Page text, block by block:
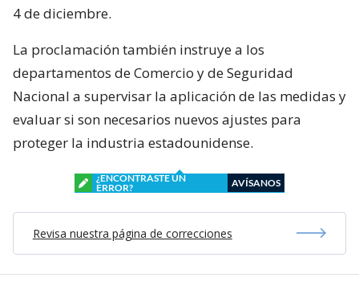
4 de diciembre.
La proclamación también instruye a los
departamentos de Comercio y de Seguridad
Nacional a supervisar la aplicación de las medidas y
evaluar si son necesarios nuevos ajustes para
proteger la industria estadounidense.
¿ENCONTRASTE UN
ERROR?
AVÍSANOS
Revisa nuestra página de correcciones